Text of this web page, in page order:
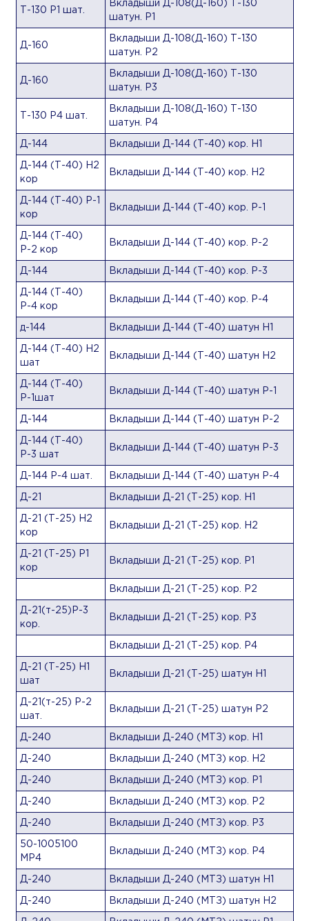
Т-130 Р1 шат.
Вкладыши Д-108(Д-160) Т-130
шатун. Р1
Д-160
Вкладыши Д-108(Д-160) Т-130
шатун. Р2
Д-160
Вкладыши Д-108(Д-160) Т-130
шатун. Р3
Т-130 Р4 шат.
Вкладыши Д-108(Д-160) Т-130
шатун. Р4
Д-144 Вкладыши Д-144 (Т-40) кор. Н1
Д-144 (Т-40) Н2
кор
Вкладыши Д-144 (Т-40) кор. Н2
Д-144 (Т-40) Р-1
кор
Вкладыши Д-144 (Т-40) кор. Р-1
Д-144 (Т-40)
Р-2 кор
Вкладыши Д-144 (Т-40) кор. Р-2
Д-144 Вкладыши Д-144 (Т-40) кор. Р-3
Д-144 (Т-40)
Р-4 кор
Вкладыши Д-144 (Т-40) кор. Р-4
д-144 Вкладыши Д-144 (Т-40) шатун Н1
Д-144 (Т-40) Н2
шат
Вкладыши Д-144 (Т-40) шатун Н2
Д-144 (Т-40)
Р-1шат
Вкладыши Д-144 (Т-40) шатун Р-1
Д-144 Вкладыши Д-144 (Т-40) шатун Р-2
Д-144 (Т-40)
Р-3 шат
Вкладыши Д-144 (Т-40) шатун Р-3
Д-144 Р-4 шат. Вкладыши Д-144 (Т-40) шатун Р-4
Д-21 Вкладыши Д-21 (Т-25) кор. Н1
Д-21 (Т-25) Н2
кор
Вкладыши Д-21 (Т-25) кор. Н2
Д-21 (Т-25) Р1
кор
Вкладыши Д-21 (Т-25) кор. Р1
Вкладыши Д-21 (Т-25) кор. Р2
Д-21(т-25)Р-3
кор.
Вкладыши Д-21 (Т-25) кор. Р3
Вкладыши Д-21 (Т-25) кор. Р4
Д-21 (Т-25) Н1
шат
Вкладыши Д-21 (Т-25) шатун Н1
Д-21(т-25) Р-2
шат.
Вкладыши Д-21 (Т-25) шатун Р2
Д-240 Вкладыши Д-240 (МТЗ) кор. Н1
Д-240 Вкладыши Д-240 (МТЗ) кор. Н2
Д-240 Вкладыши Д-240 (МТЗ) кор. Р1
Д-240 Вкладыши Д-240 (МТЗ) кор. Р2
Д-240 Вкладыши Д-240 (МТЗ) кор. Р3
50-1005100
МР4
Вкладыши Д-240 (МТЗ) кор. Р4
Д-240 Вкладыши Д-240 (МТЗ) шатун Н1
Д-240 Вкладыши Д-240 (МТЗ) шатун Н2